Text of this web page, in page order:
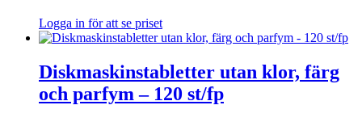
Logga in för att se priset
Diskmaskinstabletter utan klor, färg
och parfym – 120 st/fp